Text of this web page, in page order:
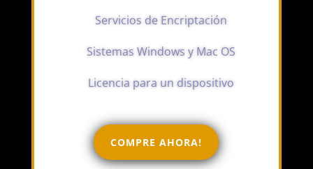
Servicios de Encriptación
Sistemas Windows y Mac OS
Licencia para un dispositivo
COMPRE AHORA!